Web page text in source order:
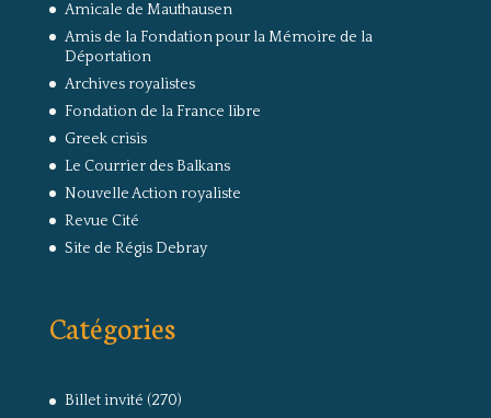
Amicale de Mauthausen
Amis de la Fondation pour la Mémoire de la
Déportation
Archives royalistes
Fondation de la France libre
Greek crisis
Le Courrier des Balkans
Nouvelle Action royaliste
Revue Cité
Site de Régis Debray
Catégories
Billet invité (270)